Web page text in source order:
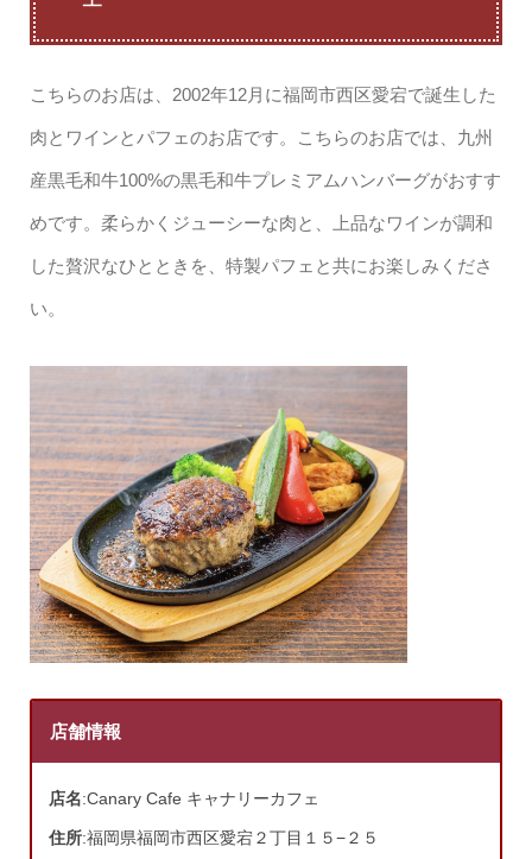
こちらのお店は、2002年12月に福岡市西区愛宕で誕生した
肉とワインとパフェのお店です。こちらのお店では、九州
産黒毛和牛100%の黒毛和牛プレミアムハンバーグがおすす
めです。柔らかくジューシーな肉と、上品なワインが調和
した贅沢なひとときを、特製パフェと共にお楽しみくださ
い。
店舗情報
店名:Canary Cafe キャナリーカフェ
住所:福岡県福岡市西区愛宕２丁目１５−２５